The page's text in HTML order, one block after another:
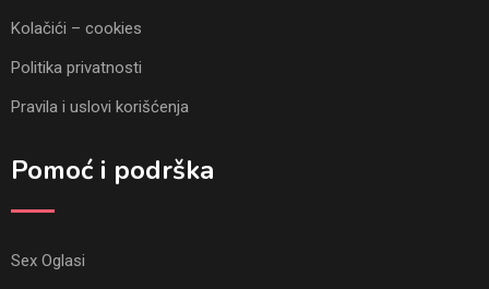
Kolačići – cookies
Politika privatnosti
Pravila i uslovi korišćenja
Pomoć i podrška
Sex Oglasi